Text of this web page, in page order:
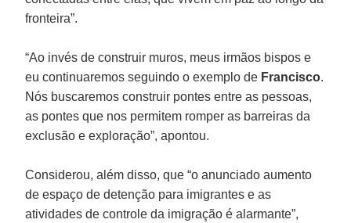
fronteira”.
“Ao invés de construir muros, meus irmãos bispos e
eu continuaremos seguindo o exemplo de Francisco.
Nós buscaremos construir pontes entre as pessoas,
as pontes que nos permitem romper as barreiras da
exclusão e exploração”, apontou.
Considerou, além disso, que “o anunciado aumento
de espaço de detenção para imigrantes e as
atividades de controle da imigração é alarmante”,